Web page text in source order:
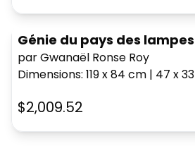
Génie du pays des lampes
par Gwanaël Ronse Roy
Dimensions: 119 x 84 cm | 47 x 33
$2,009.52